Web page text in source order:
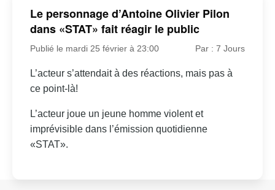
Le personnage d’Antoine Olivier Pilon
dans «STAT» fait réagir le public
Publié le mardi 25 février à 23:00 Par : 7 Jours
L’acteur s’attendait à des réactions, mais pas à
ce point-là!
L’acteur joue un jeune homme violent et
imprévisible dans l’émission quotidienne
«STAT».